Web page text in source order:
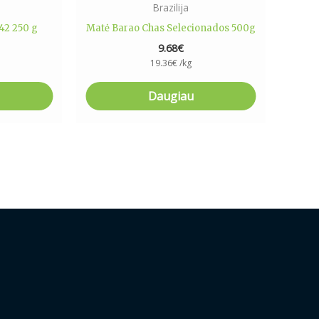
250 g
Brazilija
Matė Barao Chas Selecionados 500g
9.68€
19.36€/kg
Daugiau